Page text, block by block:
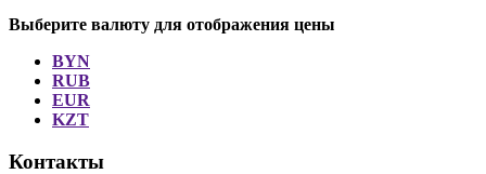
Выберите валюту для отображения цены
BYN
RUB
EUR
KZT
Контакты